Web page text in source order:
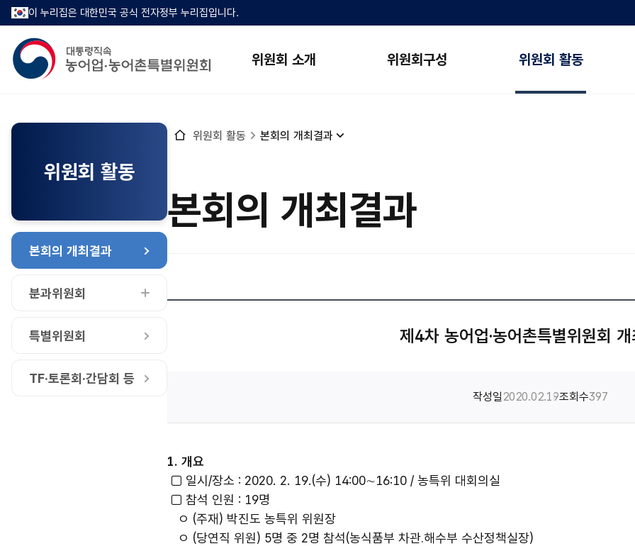
이 누리집은 대한민국 공식 전자정부 누리집입니다.
위원회 소개 위원회구성 위원회 활동
위원회 활동
본회의 개최결과
분과위원회
특별위원회
TF·토론회·간담회 등
홈
위원회 활동 본회의 개최결과
본회의 개최결과
제4차 농어업·농어촌특별위원회
작성일2020.02.19조회수397
1. 개요
□ 일시/장소 : 2020. 2. 19.(수) 14:00∼16:10 / 농특위 대회의실
□ 참석 인원 : 19명
ㅇ (주재) 박진도 농특위 위원장
ㅇ (당연직 위원) 5명 중 2명 참석(농식품부 차관․해수부 수산정책실장)